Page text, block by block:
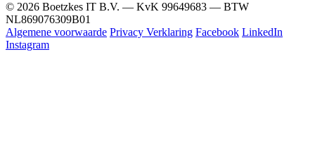
© 2026 Boetzkes IT B.V. — KvK 99649683 — BTW
NL869076309B01
Algemene voorwaarde Privacy Verklaring Facebook LinkedIn
Instagram